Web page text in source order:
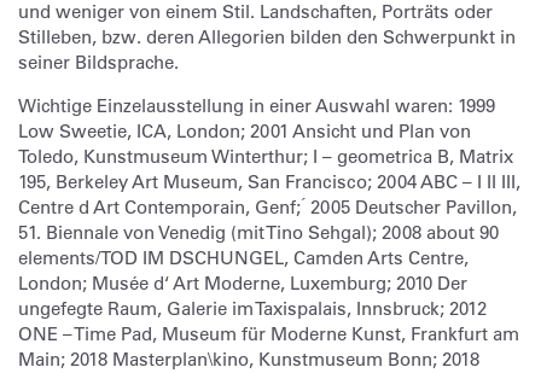
und weniger von einem Stil. Landschaften, Porträts oder
Stilleben, bzw. deren Allegorien bilden den Schwerpunkt in
seiner Bildsprache.
Wichtige Einzelausstellung in einer Auswahl waren: 1999
Low Sweetie, ICA, London; 2001 Ansicht und Plan von
Toledo, Kunstmuseum Winterthur; I – geometrica B, Matrix
195, Berkeley Art Museum, San Francisco; 2004 ABC – I II III,
Centre d Art Contemporain, Genf; ́ 2005 Deutscher Pavillon,
51. Biennale von Venedig (mit Tino Sehgal); 2008 about 90
elements/TOD IM DSCHUNGEL, Camden Arts Centre,
London; Musée d‘ Art Moderne, Luxemburg; 2010 Der
ungefegte Raum, Galerie im Taxispalais, Innsbruck; 2012
ONE – Time Pad, Museum für Moderne Kunst, Frankfurt am
Main; 2018 Masterplan\kino, Kunstmuseum Bonn; 2018